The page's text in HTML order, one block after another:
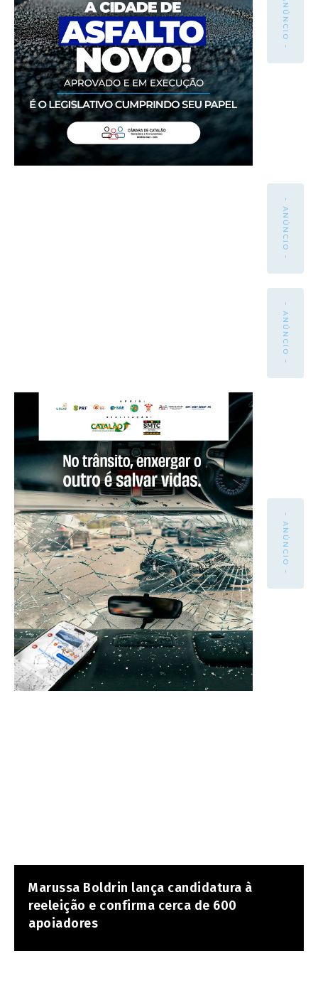
- ANÚNCIO -
- ANÚNCIO -
- ANÚNCIO -
- ANÚNCIO -
Marussa Boldrin lança candidatura à
reeleição e confirma cerca de 600
apoiadores